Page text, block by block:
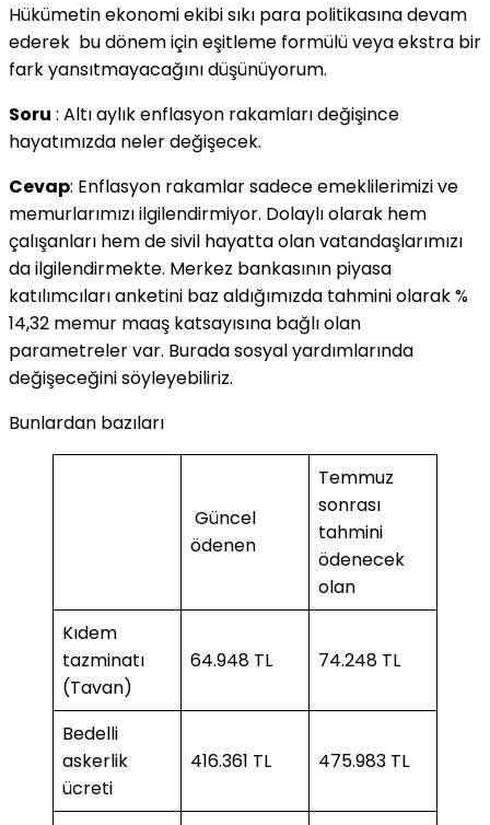
Hükümetin ekonomi ekibi sıkı para politikasına devam
ederek bu dönem için eşitleme formülü veya ekstra bir
fark yansıtmayacağını düşünüyorum.
Soru : Altı aylık enflasyon rakamları değişince
hayatımızda neler değişecek.
Cevap: Enflasyon rakamlar sadece emeklilerimizi ve
memurlarımızı ilgilendirmiyor. Dolaylı olarak hem
çalışanları hem de sivil hayatta olan vatandaşlarımızı
da ilgilendirmekte. Merkez bankasının piyasa
katılımcıları anketini baz aldığımızda tahmini olarak %
14,32 memur maaş katsayısına bağlı olan
parametreler var. Burada sosyal yardımlarında
değişeceğini söyleyebiliriz.
Bunlardan bazıları
Güncel
ödenen
Temmuz
sonrası
tahmini
ödenecek
olan
Kıdem
tazminatı
(Tavan)
64.948 TL 74.248 TL
Bedelli
askerlik
ücreti
416.361 TL 475.983 TL